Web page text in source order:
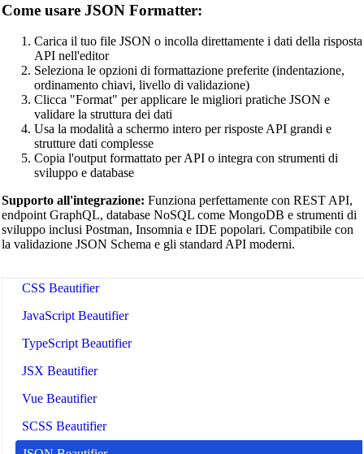
Related Tools
📝Code Formatters & Beautifiers
🔧 TOOLS
CSS Beautifier
JavaScript Beautifier
TypeScript Beautifier
JSX Beautifier
Vue Beautifier
SCSS Beautifier
Come usare JSON Formatter:
Carica il tuo file JSON o incolla direttamente i dati della risposta
API nell'editor
Seleziona le opzioni di formattazione preferite (indentazione,
ordinamento chiavi, livello di validazione)
Clicca "Format" per applicare le migliori pratiche JSON e
validare la struttura dei dati
Usa la modalità a schermo intero per risposte API grandi e
strutture dati complesse
Copia l'output formattato per API o integra con strumenti di
sviluppo e database
Supporto all'integrazione: Funziona perfettamente con REST API,
endpoint GraphQL, database NoSQL come MongoDB e strumenti di
sviluppo inclusi Postman, Insomnia e IDE popolari. Compatibile con
la validazione JSON Schema e gli standard API moderni.